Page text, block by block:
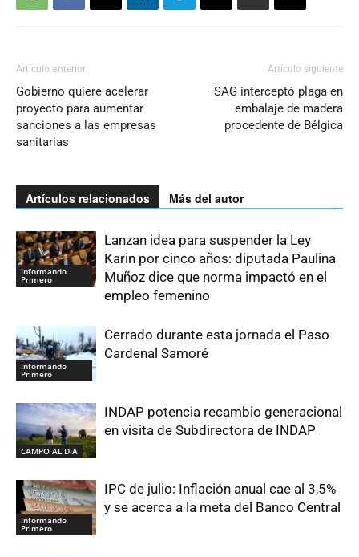
Artículo anterior
Gobierno quiere acelerar
proyecto para aumentar
sanciones a las empresas
sanitarias
Artículo siguiente
SAG interceptó plaga en
embalaje de madera
procedente de Bélgica
Artículos relacionados Más del autor
Informando
Primero
Lanzan idea para suspender la Ley
Karin por cinco años: diputada Paulina
Muñoz dice que norma impactó en el
empleo femenino
Informando
Primero
Cerrado durante esta jornada el Paso
Cardenal Samoré
CAMPO AL DIA
INDAP potencia recambio generacional
en visita de Subdirectora de INDAP
Informando
Primero
IPC de julio: Inflación anual cae al 3,5%
y se acerca a la meta del Banco Central